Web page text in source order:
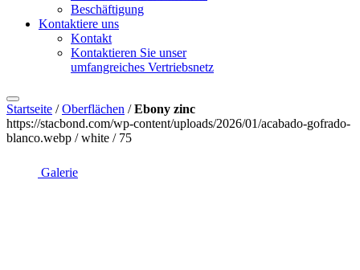
Beschäftigung
Kontaktiere uns
Kontakt
Kontaktieren Sie unser
umfangreiches Vertriebsnetz
Startseite /Oberflächen /Ebony zinc
https://stacbond.com/wp-content/uploads/2026/01/acabado-gofrado-
blanco.webp / white / 75
Galerie